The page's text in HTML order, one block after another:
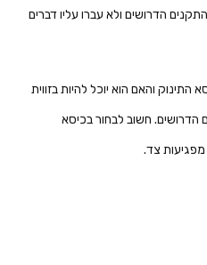
הדרושים ולא עברו עליו דברים
והאם הוא יוכל להיות בזווית
הדרושים. חשוב לבחור בכיסא
צד.